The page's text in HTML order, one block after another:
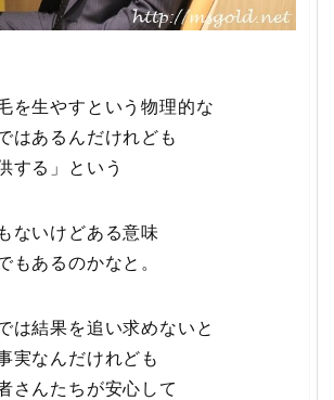
を生やすという物理的な
はあるんだけれども
する」
という
ないけどある意味
もあるのかなと。
は結果を追い求めないと
実なんだけれども
さんたちが安心して